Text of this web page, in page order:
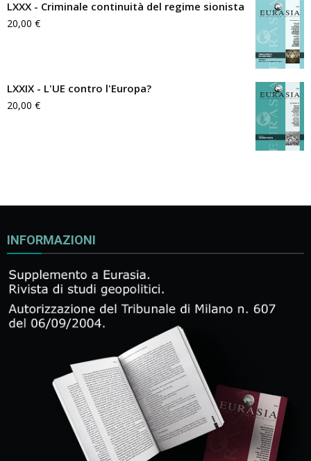
LXXX - Criminale continuità del regime sionista
20,00 €
LXXIX - L'UE contro l'Europa?
20,00 €
INFORMAZIONI